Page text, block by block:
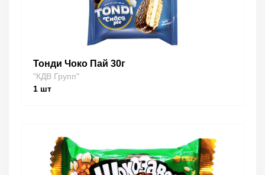
Тонди Чоко Пай 30г
"КДВ Групп"
1 шт